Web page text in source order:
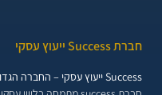
חברת Success ייעוץ עסקי
Success ייעוץ עסקי – החברה הגדולה והמובילה בארץ לייעוץ עסקי.